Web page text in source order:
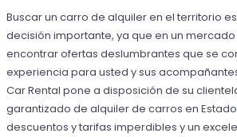
Buscar un carro de alquiler en el territorio
decisión importante, ya que en un
encontrar ofertas deslumbrantes que se
experiencia para usted y sus
Car Rental pone a disposición de su
garantizado de alquiler de carros en
descuentos y tarifas imperdibles y un